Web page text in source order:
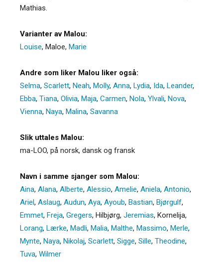
Mathias.
Varianter av Malou:
Louise, Maloe, Marie
Andre som liker Malou liker også:
Selma, Scarlett, Neah, Molly, Anna, Lydia, Ida, Leander,
Ebba, Tiana, Olivia, Maja, Carmen, Nola, Ylvali, Nova,
Vienna, Naya, Malina, Savanna
Slik uttales Malou:
ma-LOO, på norsk, dansk og fransk
Navn i samme sjanger som Malou:
Aina, Alana, Alberte, Alessio, Amelie, Aniela, Antonio,
Ariel, Aslaug, Audun, Aya, Ayoub, Bastian, Bjørgulf,
Emmet, Freja, Gregers, Hilbjørg, Jeremias, Kornelija,
Lorang, Lærke, Madli, Malia, Malthe, Massimo, Merle,
Mynte, Naya, Nikolaj, Scarlett, Sigge, Sille, Theodine,
Tuva, Wilmer